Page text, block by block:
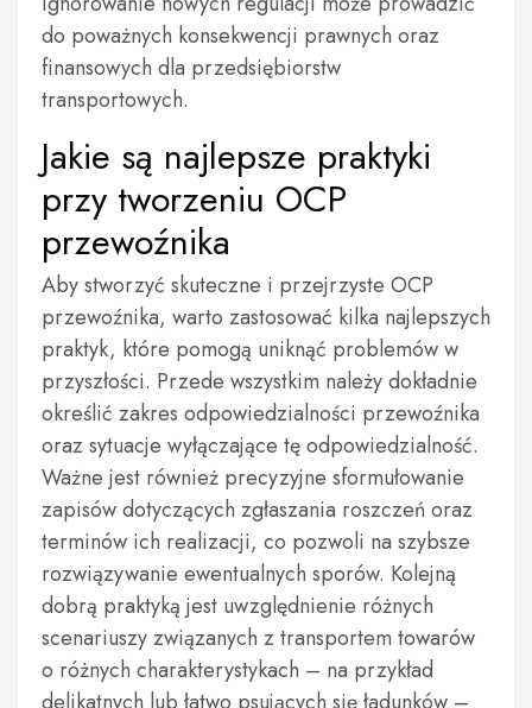
do poważnych konsekwencji prawnych oraz
finansowych dla przedsiębiorstw
transportowych.
Jakie są najlepsze praktyki
przy tworzeniu OCP
przewoźnika
Aby stworzyć skuteczne i przejrzyste OCP
przewoźnika, warto zastosować kilka najlepszych
praktyk, które pomogą uniknąć problemów w
przyszłości. Przede wszystkim należy dokładnie
określić zakres odpowiedzialności przewoźnika
oraz sytuacje wyłączające tę odpowiedzialność.
Ważne jest również precyzyjne sformułowanie
zapisów dotyczących zgłaszania roszczeń oraz
terminów ich realizacji, co pozwoli na szybsze
rozwiązywanie ewentualnych sporów. Kolejną
dobrą praktyką jest uwzględnienie różnych
scenariuszy związanych z transportem towarów
o różnych charakterystykach – na przykład